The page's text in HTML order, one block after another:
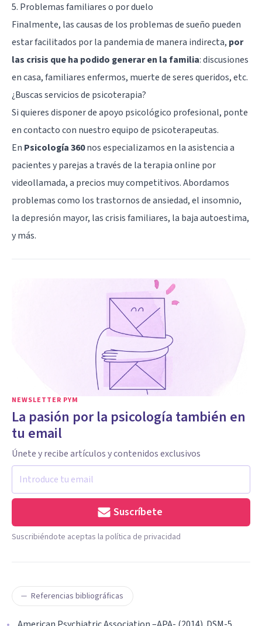
5. Problemas familiares o por duelo
Finalmente, las causas de los problemas de sueño pueden
estar facilitados por la pandemia de manera indirecta, por
las crisis que ha podido generar en la familia: discusiones
en casa, familiares enfermos, muerte de seres queridos, etc.
¿Buscas servicios de psicoterapia?
Si quieres disponer de apoyo psicológico profesional, ponte
en contacto con nuestro equipo de psicoterapeutas.
En Psicología 360nos especializamos en la asistencia a
pacientes y parejas a través de la terapia online por
videollamada, a precios muy competitivos. Abordamos
problemas como los trastornos de ansiedad, el insomnio,
la depresión mayor, las crisis familiares, la baja autoestima,
y más.
NEWSLETTER PYM
La pasión por la psicología también en
tu email
Únete y recibe artículos y contenidos exclusivos
Suscríbete
Suscribiéndote aceptas la política de privacidad
Referencias bibliográficas